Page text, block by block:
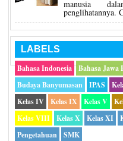
manusia
penglihatannya.
LABELS
Bahasa Indonesia
Bahasa Jawa
Budaya Banyumasan
IPAS
Kelas IV
Kelas IX Kelas V
Kelas VIII
Kelas X Kelas XI
Pengetahuan
SMK